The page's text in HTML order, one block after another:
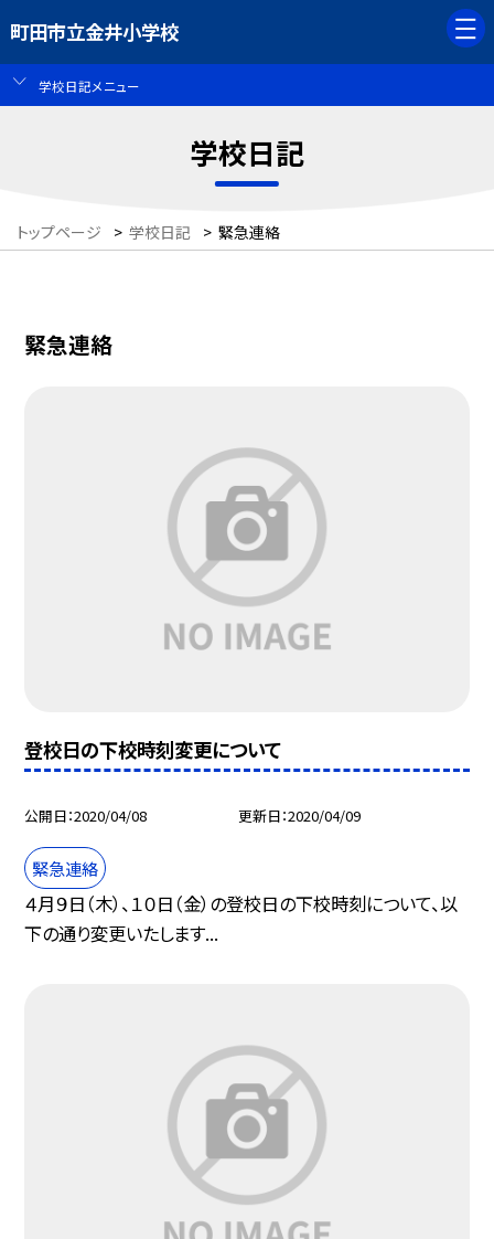
町田市立金井小学校
学校日記メニュー
学校日記
トップページ > 学校日記 > 緊急連絡
緊急連絡
登校日の下校時刻変更について
公開日 2020/04/08 更新日 2020/04/09
緊急連絡
４月９日（木）、１０日（金）の登校日の下校時刻について、以
下の通り変更いたします...